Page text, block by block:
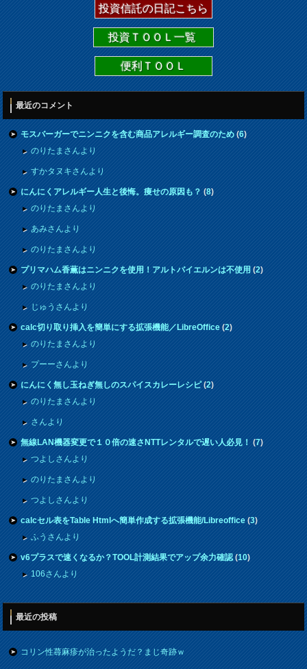
投資信託の日記こちら
投資ＴＯＯＬ一覧
便利ＴＯＯＬ
最近のコメント
モスバーガーでニンニクを含む商品アレルギー調査のため(6)
のりたまさんより
すかタヌキさんより
にんにくアレルギー人生と後悔。痩せの原因も？(8)
のりたまさんより
あみさんより
のりたまさんより
プリマハム香薫はニンニクを使用！アルトバイエルンは不使用(2)
のりたまさんより
じゅうさんより
calc切り取り挿入を簡単にする拡張機能／LibreOffice(2)
のりたまさんより
プーーさんより
にんにく無し玉ねぎ無しのスパイスカレーレシピ(2)
のりたまさんより
さんより
無線LAN機器変更で１０倍の速さNTTレンタルで遅い人必見！(7)
つよしさんより
のりたまさんより
つよしさんより
calcセル表をTable Htmlへ簡単作成する拡張機能/Libreoffice(3)
ふうさんより
v6プラスで速くなるか？TOOL計測結果でアップ余力確認(10)
106さんより
最近の投稿
コリン性蕁麻疹が治ったようだ？まじ奇跡ｗ